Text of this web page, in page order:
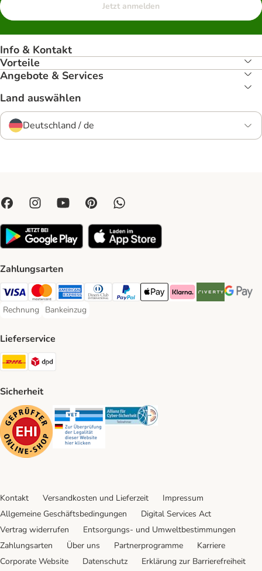
Jetzt anmelden
Info & Kontakt
Vorteile
Angebote & Services
Land auswählen
Deutschland / de
Zahlungsarten
Visa Payment Method
Mastercard Payment Method
American Express Payment Method
Diners Club Payment Method
PayPal Payment Method
Apple Pay Payment Method
Klarna Payment Method
Riverty Payment
Google
Rechnung
Rechnung Payment Method
Bankeinzug
Bankeinzug Payment Method
Lieferservice
DHL Shipping Method
Sicherheit
Security Security Security
Kontakt Versandkosten und Lieferzeit
Impressum
Allgemeine Geschäftsbedingungen
Digital Services Act
Vertrag widerrufen
Entsorgungs- und Umweltbestimmungen
Zahlungsarten
Über uns Partnerprogramme
Karriere
Corporate Website
Datenschutz Erklärung zur Barrierefreiheit